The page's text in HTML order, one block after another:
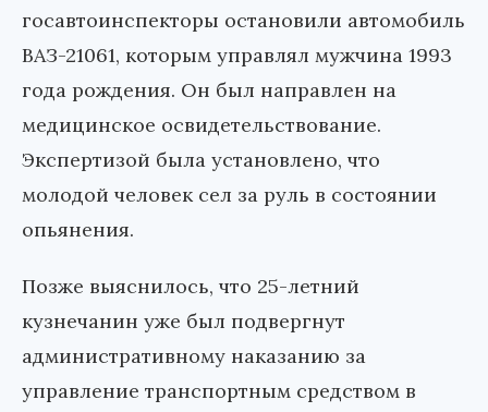
госавтоинспекторы остановили автомобиль
ВАЗ-21061, которым управлял мужчина 1993
года рождения. Он был направлен на
медицинское освидетельствование.
Экспертизой была установлено, что
молодой человек сел за руль в состоянии
опьянения.
Позже выяснилось, что 25-летний
кузнечанин уже был подвергнут
административному наказанию за
управление транспортным средством в